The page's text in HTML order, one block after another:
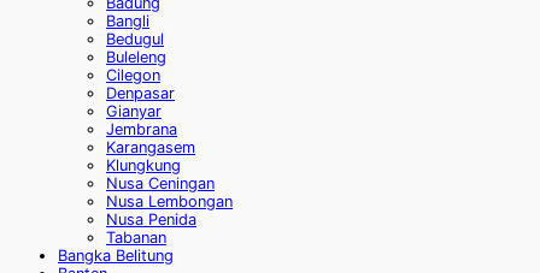
Bangli
Bedugul
Buleleng
Cilegon
Denpasar
Gianyar
Jembrana
Karangasem
Klungkung
Nusa Ceningan
Nusa Lembongan
Nusa Penida
Tabanan
Bangka Belitung